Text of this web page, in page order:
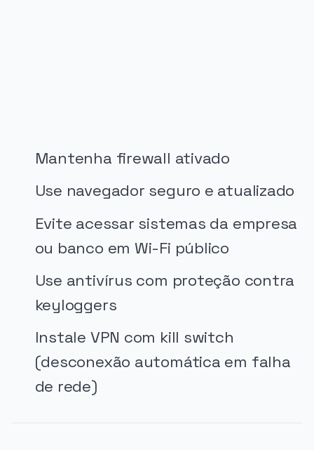
Mantenha firewall ativado
Use navegador seguro e atualizado
Evite acessar sistemas da empresa
ou banco em Wi-Fi público
Use antivírus com proteção contra
keyloggers
Instale VPN com kill switch
(desconexão automática em falha
de rede)